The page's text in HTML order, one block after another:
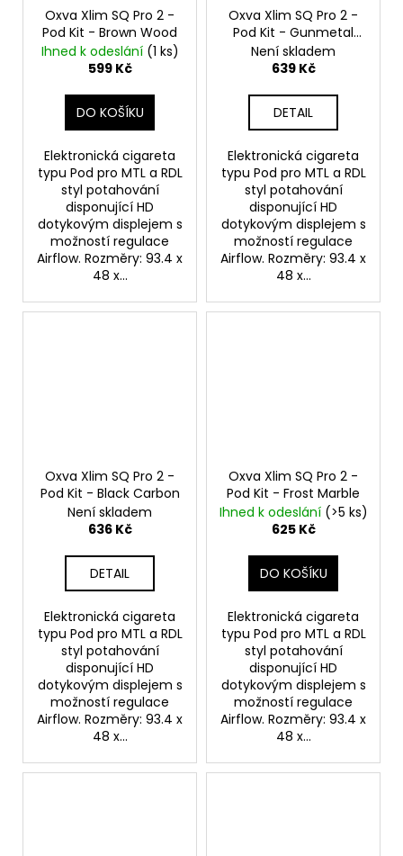
Oxva Xlim SQ Pro 2 -
Pod Kit - Brown Wood
Ihned k odeslání (1 ks)
599 Kč
DO KOŠÍKU
Elektronická cigareta
typu Pod pro MTL a RDL
styl potahování
disponující HD
dotykovým displejem s
možností regulace
Airflow. Rozměry: 93.4 x
48 x...
Oxva Xlim SQ Pro 2 -
Pod Kit - Gunmetal
Wood
Není skladem
639 Kč
DETAIL
Elektronická cigareta
typu Pod pro MTL a RDL
styl potahování
disponující HD
dotykovým displejem s
možností regulace
Airflow. Rozměry: 93.4 x
48 x...
Oxva Xlim SQ Pro 2 -
Pod Kit - Black Carbon
Není skladem
636 Kč
DETAIL
Elektronická cigareta
typu Pod pro MTL a RDL
styl potahování
disponující HD
dotykovým displejem s
možností regulace
Airflow. Rozměry: 93.4 x
48 x...
Oxva Xlim SQ Pro 2 -
Pod Kit - Frost Marble
Ihned k odeslání (>5 ks)
625 Kč
DO KOŠÍKU
Elektronická cigareta
typu Pod pro MTL a RDL
styl potahování
disponující HD
dotykovým displejem s
možností regulace
Airflow. Rozměry: 93.4 x
48 x...